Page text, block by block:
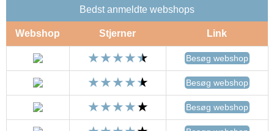
Bedst anmeldte webshops
Webshop Stjerner Link
Besøg webshop
Besøg webshop
Besøg webshop